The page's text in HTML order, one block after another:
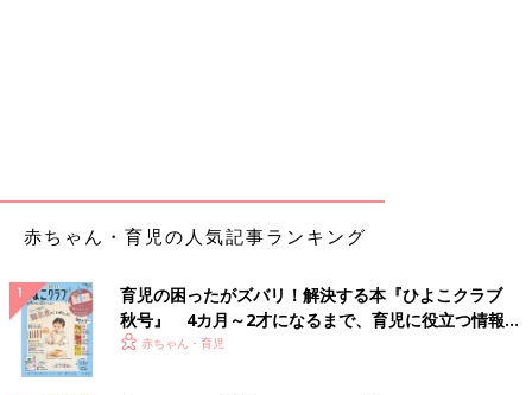
不思議に思います。
赤ちゃん・育児の人気記事ランキング
育児の困ったがズバリ！解決する本『ひよこクラブ
秋号』 4カ月～2才になるまで、育児に役立つ情報が
いっぱい！
赤ちゃん・育児